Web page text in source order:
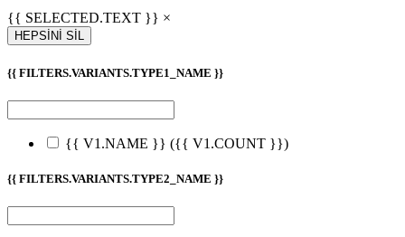
{{ SELECTED.TEXT }} ×
HEPSİNİ SİL
{{ FILTERS.VARIANTS.TYPE1_NAME }}
{{ V1.NAME }} ({{ V1.COUNT }})
{{ FILTERS.VARIANTS.TYPE2_NAME }}